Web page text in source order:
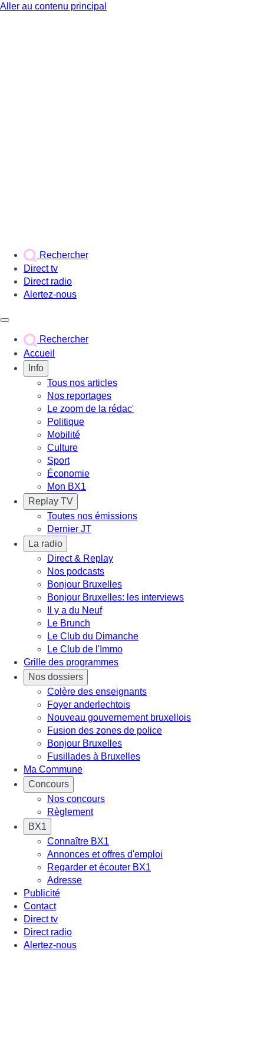
Aller au contenu principal
Rechercher
Direct tv
Direct radio
Alertez-nous
Rechercher
Accueil
Info
Tous nos articles
Nos reportages
Le zoom de la rédac'
Politique
Mobilité
Culture
Sport
Économie
Mon BX1
Replay TV
Toutes nos émissions
Dernier JT
La radio
Direct & Replay
Nos podcasts
Bonjour Bruxelles
Bonjour Bruxelles: les interviews
Il y a du Neuf
Le Brunch
Le Club du Dimanche
Le Club de l'Immo
Grille des programmes
Nos dossiers
Colère des enseignants
Foyer anderlechtois
Nouveau gouvernement bruxellois
Fusion des zones de police
Bonjour Bruxelles
Fusillades à Bruxelles
Ma Commune
Concours
Nos concours
Règlement
BX1
Connaître BX1
Annonces et offres d'emploi
Regarder et écouter BX1
Adresse
Publicité
Contact
Direct tv
Direct radio
Alertez-nous